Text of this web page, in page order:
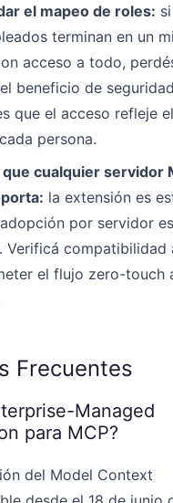
el mapeo de roles:
terminan en un
acceso a todo,
beneficio de
que el acceso refleje
persona.
cualquier servidor
la extensión es
por servidor es
Verificá compatibilidad
el flujo zero-touch
Frecuentes
Managed
para MCP?
del Model Context